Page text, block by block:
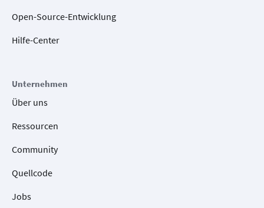
Open-Source-Entwicklung
Hilfe-Center
Unternehmen
Über uns
Ressourcen
Community
Quellcode
Jobs